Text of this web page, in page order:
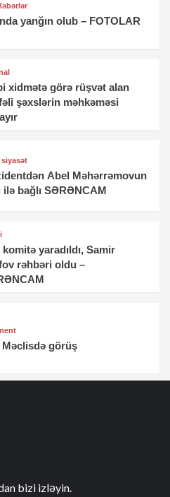
yanğın olub – FOTOLAR
xidmətə görə rüşvət alan
şəxslərin məhkəməsi
siyasət
Abel Məhərrəmovun
ilə bağlı SƏRƏNCAM
komitə yaradıldı, Samir
rəhbəri oldu –
görüş
bizi izləyin.